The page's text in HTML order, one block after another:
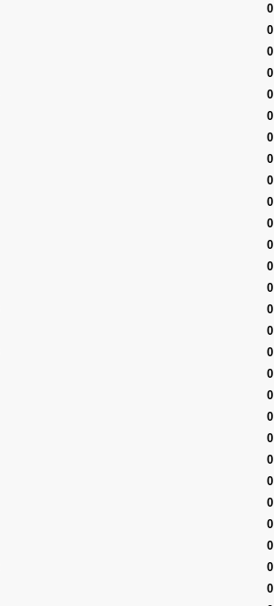
0
0
0
0
0
0
0
0
0
0
0
0
0
0
0
0
0
0
0
0
0
0
0
0
0
0
0
0